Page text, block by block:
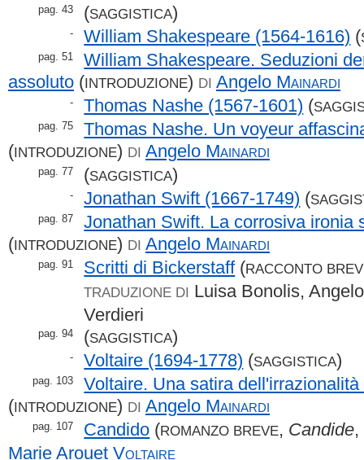
pag. 43 (SAGGISTICA)
- William Shakespeare (1564-1616) (
pag. 51
William Shakespeare. Seduzioni
assoluto (INTRODUZIONE) DI Angelo Mainardi
- Thomas Nashe (1567-1601) (
pag. 75
Thomas Nashe. Un voyeur
(INTRODUZIONE) DI Angelo Mainardi
pag. 77 (SAGGISTICA)
- Jonathan Swift (1667-1749) (
pag. 87
Jonathan Swift. La corrosiva ironia
(INTRODUZIONE) DI Angelo Mainardi
pag. 91 Scritti di Bickerstaff(RACCONTO
TRADUZIONE DI Luisa Bonolis,
Verdieri
pag. 94 (SAGGISTICA)
- Voltaire (1694-1778) (SAGGISTICA)
pag. 103
Voltaire. Una satira
(INTRODUZIONE) DI Angelo Mainardi
pag. 107 Candido (ROMANZO BREVE, Candide
Marie Arouet Voltaire